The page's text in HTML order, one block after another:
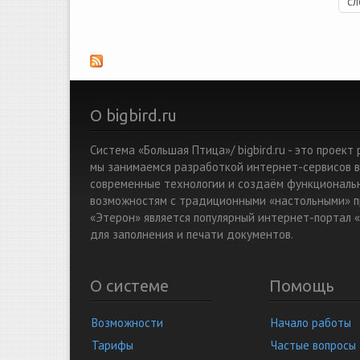
О bigbird.ru
Система «Большая Птица»/ bigbird.ru - это
мы занимаемся разработкой интернет-сервисов
современные технологии и создаём
возможностям с традиционными «настольными»
«Этерон» является популярный интернет-портал «
для заполнения и печати документов.
О системе
Возможности
Тарифы
Помощь
Начало работы
Частые вопросы